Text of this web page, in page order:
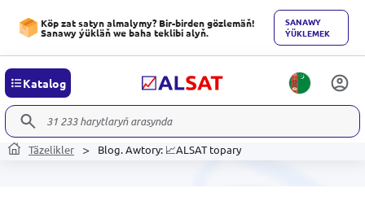
Köp zat satyn almalymy? Bir-birden gözlemäň!
Sanawy ýükläň we baha teklibi alyň.
SANAWY
ÝÜKLEMEK
Katalog
Täzelikler Blog. Awtory: 📈ALSAT topary